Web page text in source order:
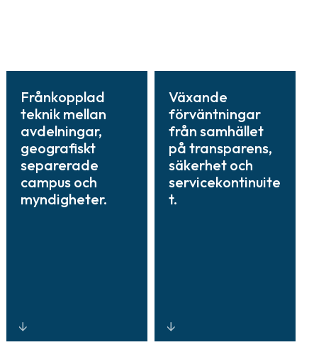
Frånkopplad
teknik mellan
avdelningar,
geografiskt
separerade
campus och
myndigheter.
Växande
förväntningar
från samhället
på transparens,
säkerhet och
servicekontinuite
t.